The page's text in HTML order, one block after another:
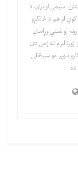
سیمې او نړۍ د
او هم د ځانګړو
او شننې وړاندې
ته ژمن دی
تنویر مو سپېڅلې
ده.